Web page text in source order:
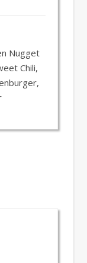
Nugget
Chili,